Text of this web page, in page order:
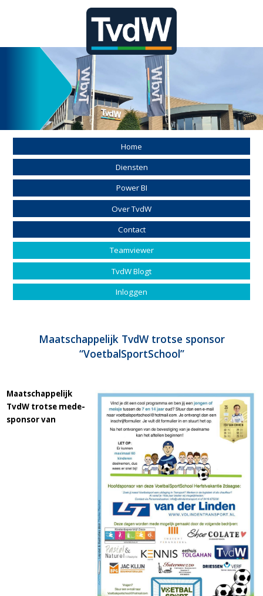
Home
Diensten
Power BI
Over TvdW
Contact
Teamviewer
TvdW Blogt
Inloggen
Maatschappelijk TvdW trotse sponsor
“VoetbalSportSchool”
Maatschappelijk
TvdW trotse mede-
sponsor van